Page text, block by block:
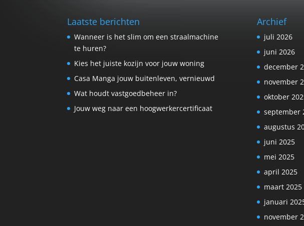
Laatste berichten
Wanneer is het slim om een straalmachine
te huren?
Kies het juiste kozijn voor jouw woning
Casa Manga jouw buitenleven, vernieuwd
Wat houdt vastgoedbeheer in?
Jouw weg naar een hoogwerkercertificaat
Archief
juli 2026
juni 2026
december
november
oktober
september
augustus
juni 2025
mei 2025
april 2025
maart 2025
januari
november